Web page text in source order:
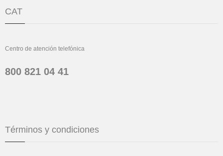
CAT
Centro de atención telefónica
800 821 04 41
Términos y condiciones